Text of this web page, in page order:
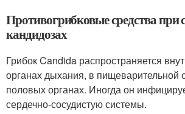
Противогрибковые средства при
кандидозах
Грибок Candida распространяется
органах дыхания, в пищеварительной
половых органах. Иногда он
сердечно-сосудистую системы.